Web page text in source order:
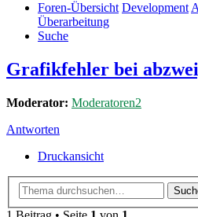
Foren-Übersicht Development
Überarbeitung
Suche
Grafikfehler bei
Moderator: Moderatoren2
Antworten
Druckansicht